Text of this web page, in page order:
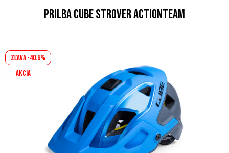
Prilba Cube Strover ActionTeam
Zľava -40.5%
AKCIA